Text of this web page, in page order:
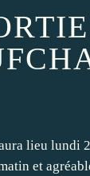
lieu lundi
et